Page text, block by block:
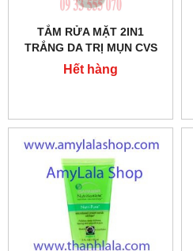
TẮM RỬA MẶT 2IN1
TRẮNG DA TRỊ MỤN CVS
APRICOT SCRUB BLEMISH
& BLACKHEAD CONTROL -
Hết hàng